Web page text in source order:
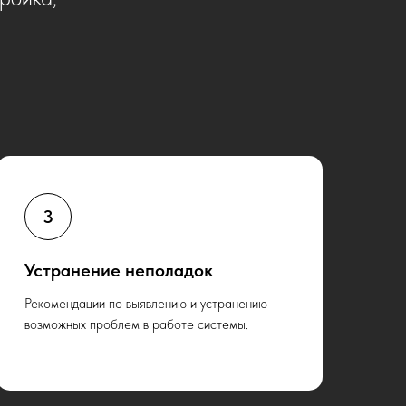
Устранение неполадок
Рекомендации по выявлению и устранению
возможных проблем в работе системы.